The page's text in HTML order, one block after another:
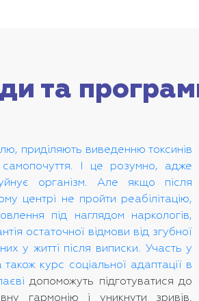
та
приділяють виведенню токсинів
самопочуття. І це розумно, адже
організм. Але якщо після
центрі не пройти реабілітацію,
під наглядом наркологів,
остаточної відмови від згубної
у житті після виписки. Участь у
курс соціальної адаптації в
допоможуть підготуватися до
гармонію і уникнути зривів.